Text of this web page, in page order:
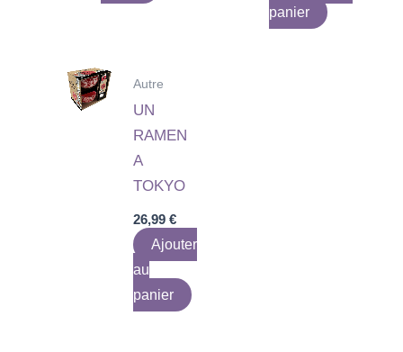
panier
Autre
UN
RAMEN
A
TOKYO
26,99€
Ajouter
au
panier